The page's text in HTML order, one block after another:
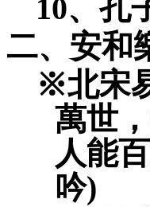
10、孔
二、安和
※北宋
萬世
人能
吟)